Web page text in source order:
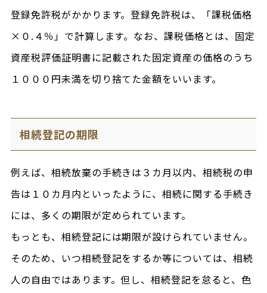
登録免許税がかかります。登録免許税は、「課税価格
×０.４％」で計算します。なお、課税価格とは、固定
資産税評価証明書に記載された固定資産の価格のうち
１０００円未満を切り捨てた金額をいいます。
相続登記の期限
例えば、相続放棄の手続きは３カ月以内、相続税の申
告は１０カ月内といったように、相続に関する手続き
には、多くの期限が定められています。
もっとも、相続登記には期限が設けられていません。
そのため、いつ相続登記をするか等については、相続
人の自由ではあります。但し、相続登記を怠ると、色